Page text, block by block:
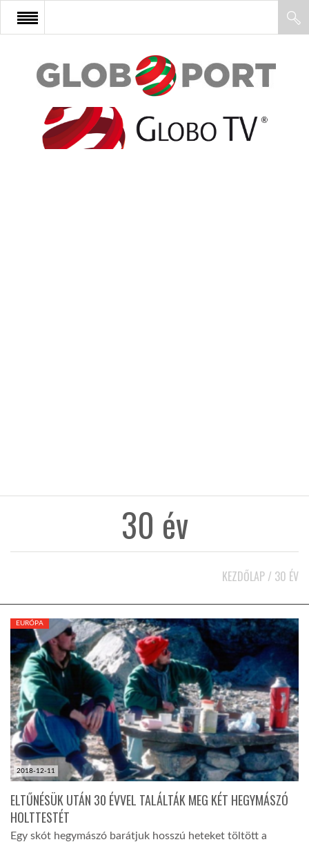
FŐOLDAL
AFRIKA
HÍR3D
TROPICALMAGAZIN
GLOBOTV
AFRIKA TUDÁSTÁR
A NAP SZÉPE
LINKTR.EE
30 év
KEZDŐLAP / 30 ÉV
2018-12-11
EURÓPA
ELTŰNÉSÜK UTÁN 30 ÉVVEL TALÁLTÁK MEG KÉT HEGYMÁSZÓ
HOLTTESTÉT
Egy skót hegymászó barátjuk hosszú heteket töltött a